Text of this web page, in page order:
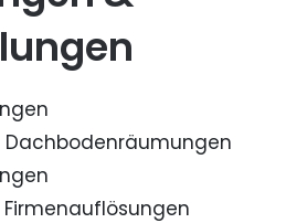
Dachbodenräumungen